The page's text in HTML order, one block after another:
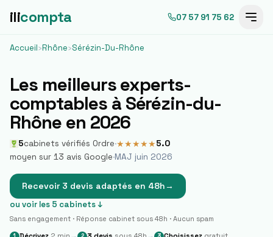
ilicompta 07 57 91 75 62
Accueil›Rhône›Sérézin-Du-Rhône
Les meilleurs experts-
comptables à Sérézin-du-
Rhôneen 2026
5cabinets vérifiés Ordre·★★★★★5.0
moyen sur 13 avis Google·MAJ juin 2026
Recevoir 3 devis adaptés en 48h→
ou voir les 5 cabinets ↓
Sans engagement · Réponse cabinet sous 48h · Aucun spam